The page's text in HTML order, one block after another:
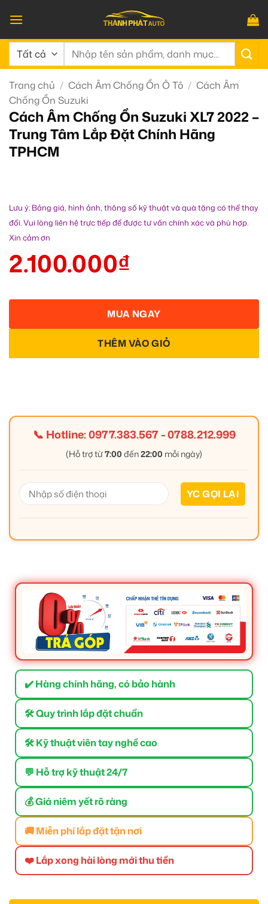
qua
nội
dung
Tìm
Trang chủ / Cách Âm Chống Ồn Ô Tô / Cách Âm
Chống Ồn Suzuki
Cách Âm Chống Ồn Suzuki XL7 2022 –
Trung Tâm Lắp Đặt Chính Hãng
TPHCM
Lưu ý: Bảng giá, hình ảnh, thông số kỹ thuật và quà tặng có thể thay
đổi. Vui lòng liên hệ trực tiếp để được tư vấn chính xác và phù hợp.
Xin cảm ơn
2.100.000₫
THÊM VÀO GIỎ
MUA NGAY
📞 Hotline:0977.383.567-0788.212.999
(Hỗ trợ từ7:00 đến22:00 mỗi ngày)
✔️ Hàng chính hãng, có bảo hành
🛠 Quy trình lắp đặt chuẩn
🛠 Kỹ thuật viên tay nghề cao
💬 Hỗ trợ kỹ thuật 24/7
💰 Giá niêm yết rõ ràng
🚚 Miễn phí lắp đặt tận nơi
❤️ Lắp xong hài lòng mới thu tiền